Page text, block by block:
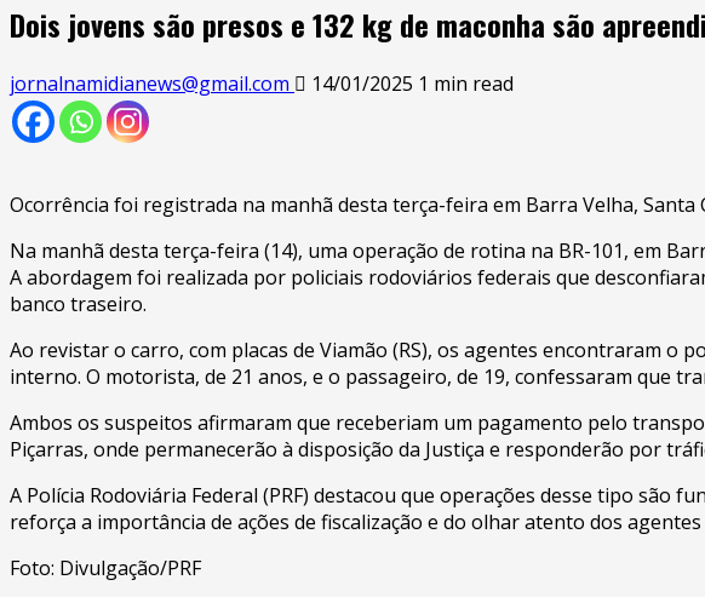
Dois jovens são presos e 132 kg de maconha são
jornalnamidianews@gmail.com 14/01/2025 1 min read
Ocorrência foi registrada na manhã desta terça-feira em Barra Velha, Santa
Na manhã desta terça-feira (14), uma operação de rotina na BR-101, em
A abordagem foi realizada por policiais rodoviários federais que
banco traseiro.
Ao revistar o carro, com placas de Viamão (RS), os agentes encontraram
interno. O motorista, de 21 anos, e o passageiro, de 19, confessaram que
Ambos os suspeitos afirmaram que receberiam um pagamento pelo
Piçarras, onde permanecerão à disposição da Justiça e responderão por
A Polícia Rodoviária Federal (PRF) destacou que operações desse tipo
reforça a importância de ações de fiscalização e do olhar atento dos
Foto: Divulgação/PRF